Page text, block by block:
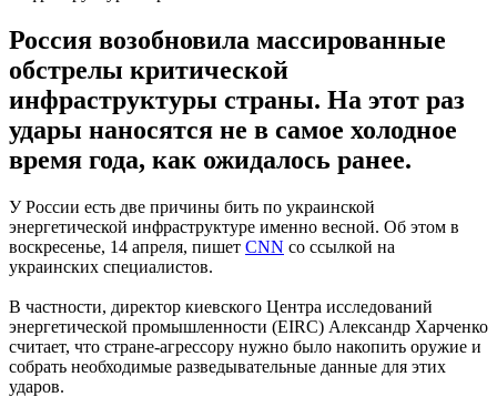
Россия возобновила массированные
обстрелы критической
инфраструктуры страны. На этот раз
удары наносятся не в самое холодное
время года, как ожидалось ранее.
У России есть две причины бить по украинской
энергетической инфраструктуре именно весной. Об этом в
воскресенье, 14 апреля, пишет CNN со ссылкой на
украинских специалистов.
В частности, директор киевского Центра исследований
энергетической промышленности (EIRC) Александр Харченко
считает, что стране-агрессору нужно было накопить оружие и
собрать необходимые разведывательные данные для этих
ударов.